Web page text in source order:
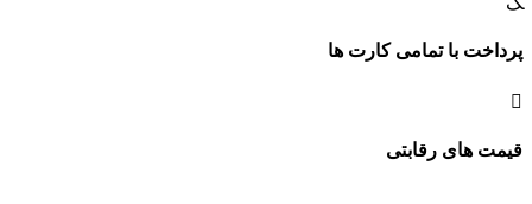
پرداخت با تمامی کارت ها
قیمت های رقابتی